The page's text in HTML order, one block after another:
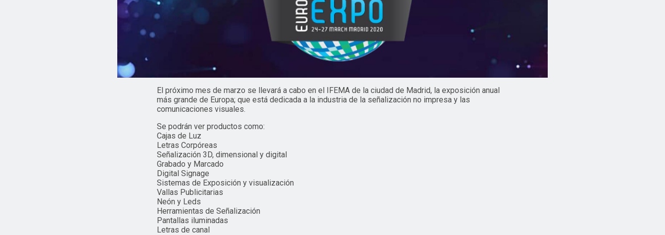
El próximo mes de marzo se llevará a cabo en el IFEMA de la ciudad de Madrid, la exposición anual
más grande de Europa; que está dedicada a la industria de la señalización no impresa y las
comunicaciones visuales.
Se podrán ver productos como:
Cajas de Luz
Letras Corpóreas
Señalización 3D, dimensional y digital
Grabado y Marcado
Digital Signage
Sistemas de Exposición y visualización
Vallas Publicitarias
Neón y Leds
Herramientas de Señalización
Pantallas iluminadas
Letras de canal